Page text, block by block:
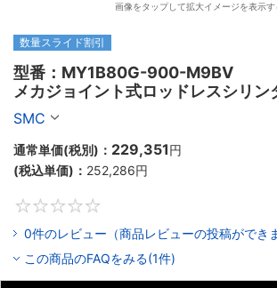
画像をタップして拡大イメージを表示す
数量スライド割引
型番：MY1B80G-900-M9BV
メカジョイント式ロッドレスシリン
シリーズ
SMC
通常単価(税別)： 229,351円
(税込単価)： 252,286円
0件のレビュー（商品レビューの投稿ができ
この商品のFAQをみる(1件)